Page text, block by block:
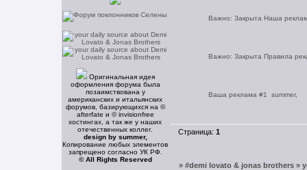
Оригинальная идея
оформления форума была
позаимствована у
американских и итальянских
форумов, базирующихся на ©
afterfate и © invisionfree
хостингах, а так же у наших
отечественных коллег.
design by summer,
Копирование любых элементов
запрещено согласно УК РФ.
© All Rights Reserved
Важно: Закрыта Наша
Важно: Закрыта Правила
Ваша реклама #1 summer,
Страница:1
»#demi lovato & jonas brothers »